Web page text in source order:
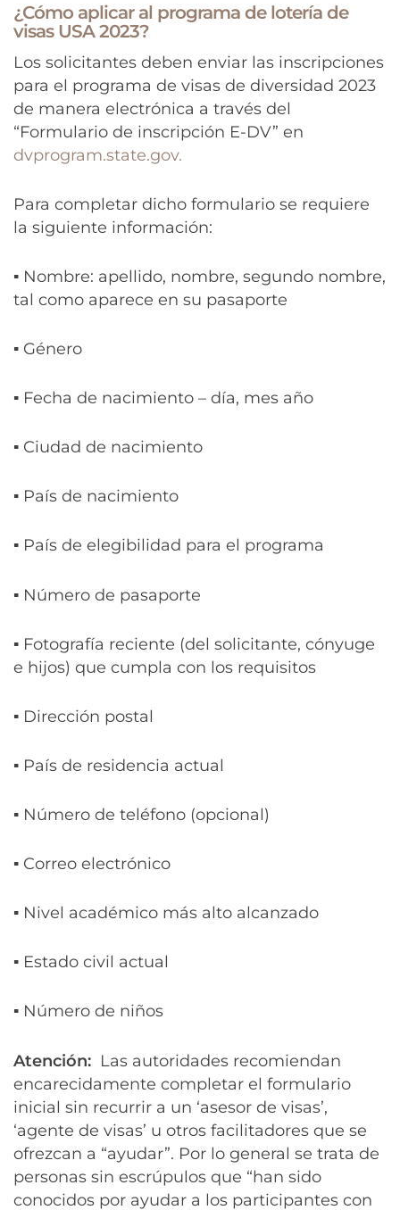
¿Cómo aplicar al programa de lotería de
visas USA 2023?
Los solicitantes deben enviar las inscripciones
para el programa de visas de diversidad 2023
de manera electrónica a través del
“Formulario de inscripción E-DV” en
dvprogram.state.gov.
Para completar dicho formulario se requiere
la siguiente información:
▪ Nombre: apellido, nombre, segundo nombre,
tal como aparece en su pasaporte
▪ Género
▪ Fecha de nacimiento – día, mes año
▪ Ciudad de nacimiento
▪ País de nacimiento
▪ País de elegibilidad para el programa
▪ Número de pasaporte
▪ Fotografía reciente (del solicitante, cónyuge
e hijos) que cumpla con los requisitos
▪ Dirección postal
▪ País de residencia actual
▪ Número de teléfono (opcional)
▪ Correo electrónico
▪ Nivel académico más alto alcanzado
▪ Estado civil actual
▪ Número de niños
Atención: Las autoridades recomiendan
encarecidamente completar el formulario
inicial sin recurrir a un ‘asesor de visas’,
‘agente de visas’ u otros facilitadores que se
ofrezcan a “ayudar”. Por lo general se trata de
personas sin escrúpulos que “han sido
conocidos por ayudar a los participantes con